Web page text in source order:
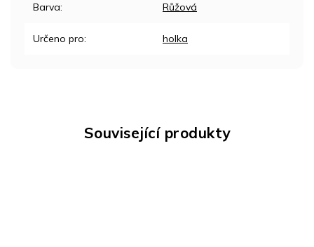
Související produkty
Barva: Růžová
Určeno pro: holka